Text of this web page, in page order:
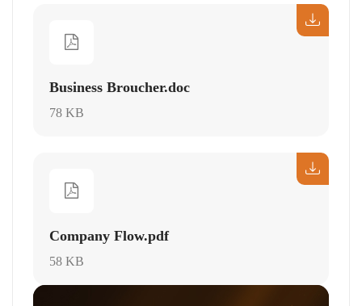
Business Broucher.doc
78 KB
Company Flow.pdf
58 KB